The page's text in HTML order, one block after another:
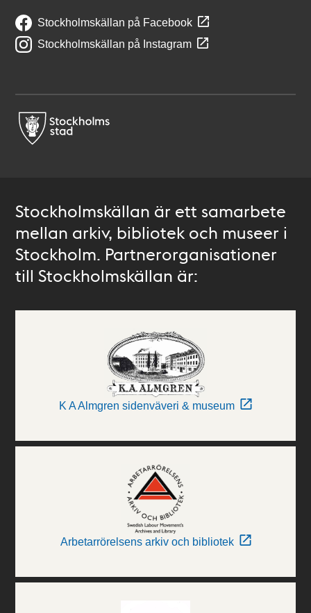
Stockholmskällan på Facebook
Stockholmskällan på Instagram
Stockholmskällan är ett samarbete
mellan arkiv, bibliotek och museer i
Stockholm. Partnerorganisationer
till Stockholmskällan är:
K A Almgren sidenväveri & museum
Arbetarrörelsens arkiv och bibliotek